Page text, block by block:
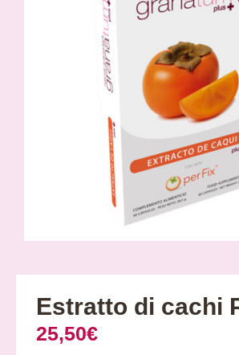
Estratto di cachi
25,50€